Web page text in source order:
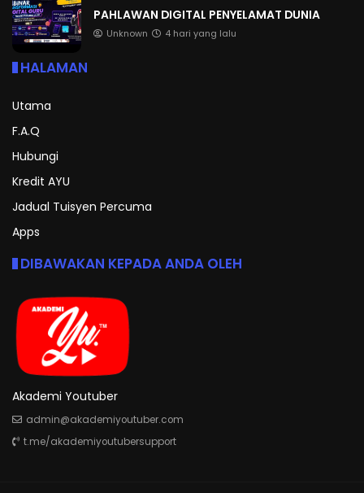
PAHLAWAN DIGITAL PENYELAMAT DUNIA
Unknown 4 hari yang lalu
HALAMAN
Utama
F.A.Q
Hubungi
Kredit AYU
Jadual Tuisyen Percuma
Apps
DIBAWAKAN KEPADA ANDA OLEH
Akademi Youtuber
admin@akademiyoutuber.com
t.me/akademiyoutubersupport